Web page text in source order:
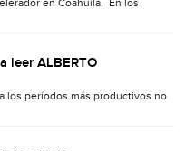
en Coahuila. En los
leer ALBERTO
los períodos más productivos no